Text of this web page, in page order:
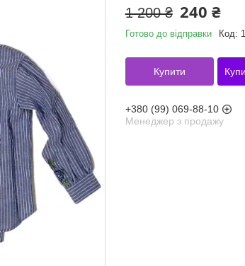
1 200 ₴ 240 ₴
Готово до відправки Код:
Купити
+380 (99) 069-88-10
Менеджер з продажу